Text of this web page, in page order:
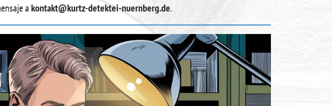
akontakt@kurtz-detektei-nuernberg.de.